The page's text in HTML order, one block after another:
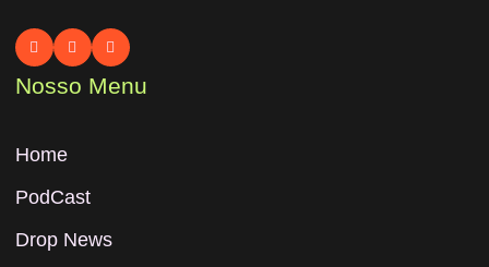
Nosso Menu
Home
PodCast
Drop News